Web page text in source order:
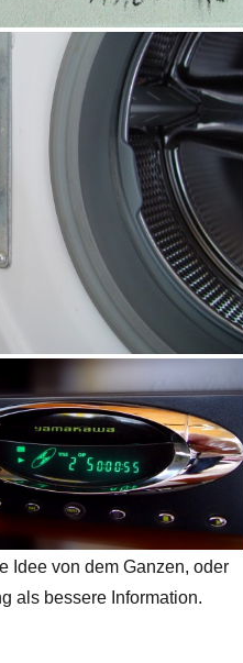
Idee von dem Ganzen, oder
als bessere Information.